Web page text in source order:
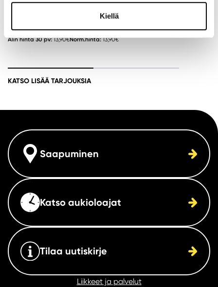
Kiellä
Lounas buffetti.
Alin hinta 30 pv:13,90€Norm.hinta:13,90€
KATSO LISÄÄ TARJOUKSIA
Saapuminen
Katso aukioloajat
Tilaa uutiskirje
Liikkeet ja palvelut